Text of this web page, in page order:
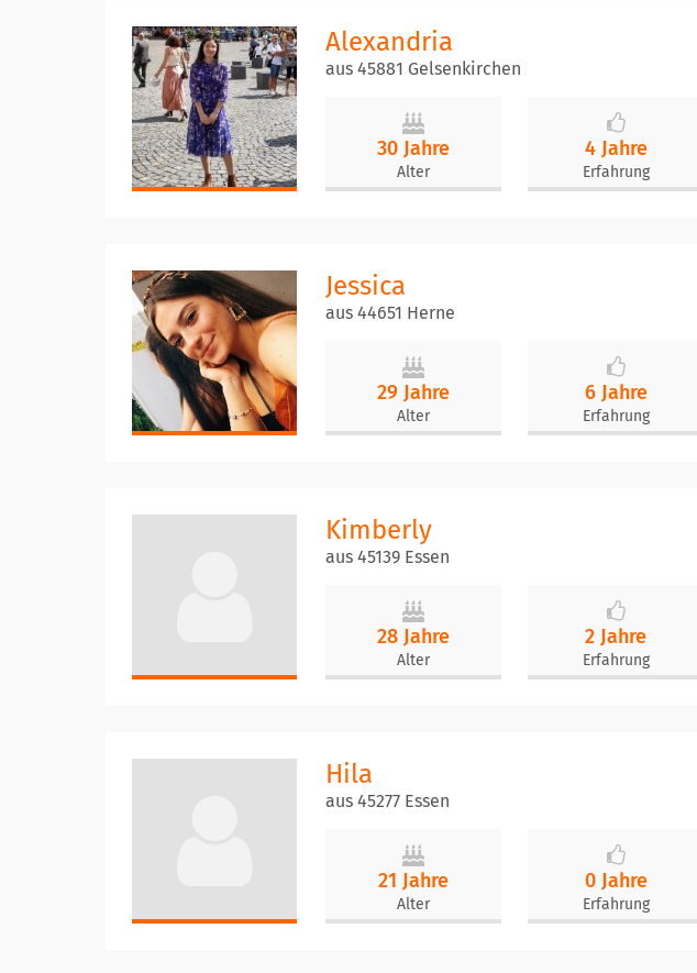
Alexandria
aus 45881 Gelsenkirchen
30 Jahre
Alter
4 Jahre
Erfahrung
Jessica
aus 44651 Herne
29 Jahre
Alter
6 Jahre
Erfahrung
Kimberly
aus 45139 Essen
28 Jahre
Alter
2 Jahre
Erfahrung
Hila
aus 45277 Essen
21 Jahre
Alter
0 Jahre
Erfahrung